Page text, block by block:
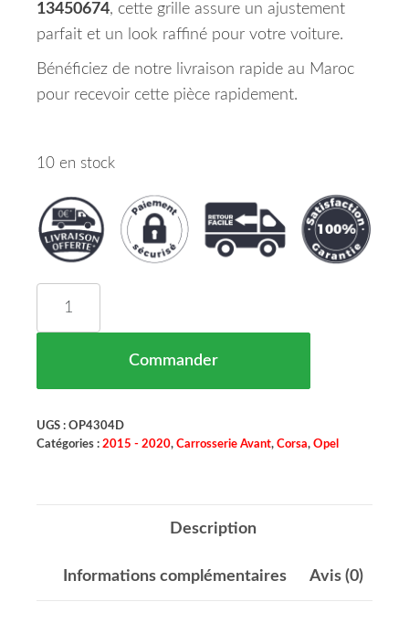
13450674, cette grille assure un ajustement
parfait et un look raffiné pour votre voiture.
Bénéficiez de notre livraison rapide au Maroc
pour recevoir cette pièce rapidement.
10 en stock
Commander
UGS : OP4304D
Catégories : 2015 - 2020, Carrosserie Avant, Corsa, Opel
Description
Informations complémentaires Avis (0)